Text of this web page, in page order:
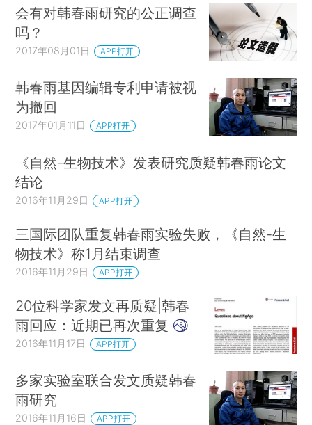
会有对韩春雨研究的公正调查
吗？
2017年08月01日 APP打开
韩春雨基因编辑专利申请被视
为撤回
2017年01月11日 APP打开
《自然-生物技术》发表研究质疑韩春雨论文
结论
2016年11月29日 APP打开
三国际团队重复韩春雨实验失败，《自然-生
物技术》称1月结束调查
2016年11月29日 APP打开
20位科学家发文再质疑|韩春
雨回应：近期已再次重复
2016年11月17日 APP打开
多家实验室联合发文质疑韩春
雨研究
2016年11月16日 APP打开